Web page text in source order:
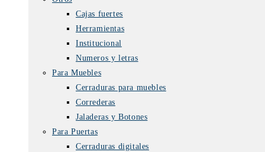
Cajas fuertes
Herramientas
Institucional
Numeros y letras
Para Muebles
Cerraduras para muebles
Correderas
Jaladeras y Botones
Para Puertas
Cerraduras digitales